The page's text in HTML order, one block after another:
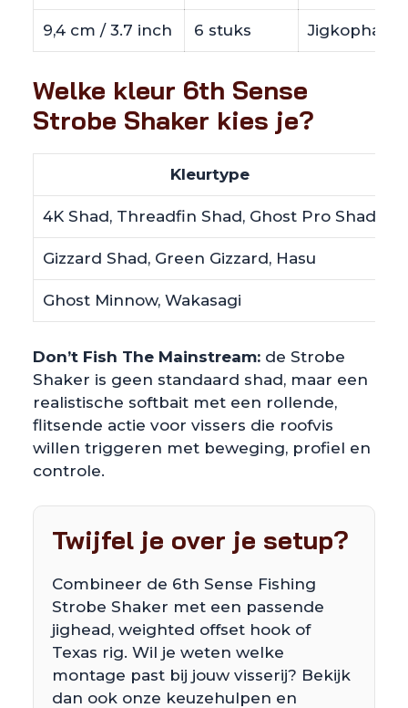
9,4 cm / 3.7 inch 6 stuks Jigkophaak
Welke kleur 6th Sense
Strobe Shaker kies je?
Kleurtype
4K Shad, Threadfin Shad, Ghost Pro Shad
Gizzard Shad, Green Gizzard, Hasu
Ghost Minnow, Wakasagi
Don’t Fish The Mainstream: de Strobe
Shaker is geen standaard shad, maar een
realistische softbait met een rollende,
flitsende actie voor vissers die roofvis
willen triggeren met beweging, profiel en
controle.
Twijfel je over je setup?
Combineer de 6th Sense Fishing
Strobe Shaker met een passende
jighead, weighted offset hook of
Texas rig. Wil je weten welke
montage past bij jouw visserij? Bekijk
dan ook onze keuzehulpen en